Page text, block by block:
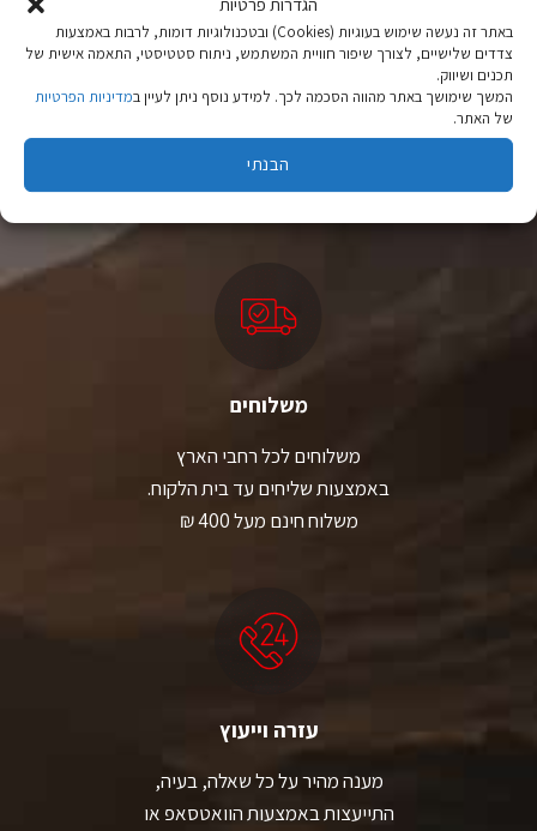
באתר זה נעשה שימוש בעוגיות (Cookies) ובטכנולוגיות דומות, לרבות באמצעות
צדדים שלישיים, לצורך שיפור חוויית המשתמש, ניתוח סטטיסטי, התאמה אישית של
תכנים ושיווק.
המשך שימושך באתר מהווה הסכמה לכך. למידע נוסף ניתן לעיין במדיניות הפרטיות
של האתר.
הבנתי
בעמוד
המוצר
בעמוד
המוצר
ציוד טיולים
מהיבואן לצרכן
יבוא ישיר לצד מותגים מובילים במחירים ללא תחרות.
משלוחים
משלוחים לכל רחבי הארץ
באמצעות שליחים עד בית הלקוח.
משלוח חינם מעל 400 ₪
עזרה וייעוץ
מענה מהיר על כל שאלה, בעיה,
התייעצות באמצעות הוואטסאפ או